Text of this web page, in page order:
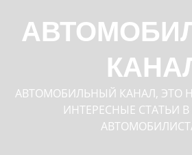
содержимому
АВТОМОБИЛЬНЫЙ КАНАЛ, ЭТО
ИНТЕРЕСНЫЕ СТАТЬИ